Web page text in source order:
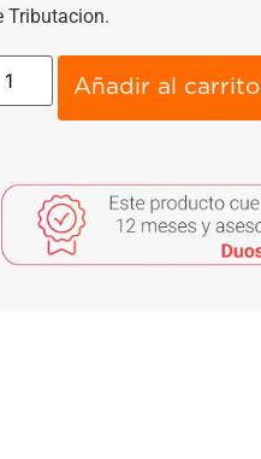
Tributacion.
Añadir al carrito